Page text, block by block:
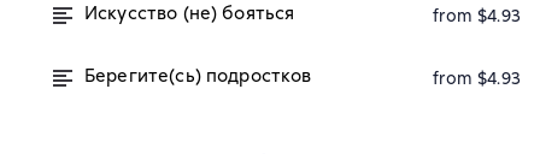
Искусство (не) бояться from $4.93
Берегите(сь) подростков from $4.93